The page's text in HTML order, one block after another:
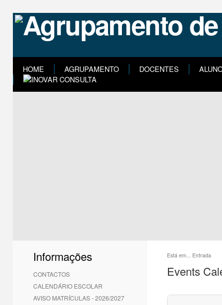
HOME AGRUPAMENTO DOCENTES
Informações
CONTACTOS
CALENDÁRIO ESCOLAR
AVISO MATRÍCULAS - 2026/2027
Está em... Entrada
Events